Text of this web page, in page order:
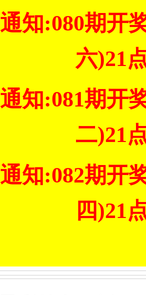
通知:080期开
六)21
通知:081期开
二)21
通知:082期开
四)21